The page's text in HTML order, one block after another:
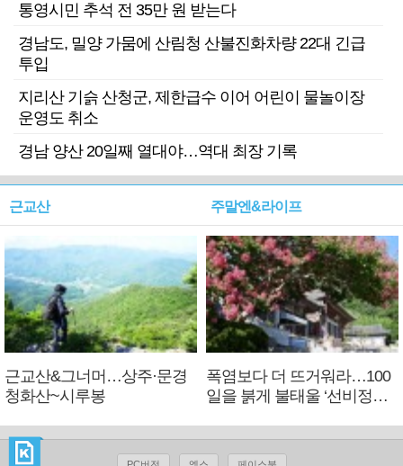
통영시민 추석 전 35만 원 받는다
경남도, 밀양 가뭄에 산림청 산불진화차량 22대 긴급
투입
지리산 기슭 산청군, 제한급수 이어 어린이 물놀이장
운영도 취소
경남 양산 20일째 열대야…역대 최장 기록
근교산
근교산&그너머…상주·문경
청화산~시루봉
주말엔&라이프
폭염보다 더 뜨거워라…100
일을 붉게 불태울 ‘선비정신’